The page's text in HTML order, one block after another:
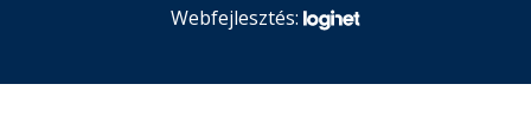
Webfejlesztés: